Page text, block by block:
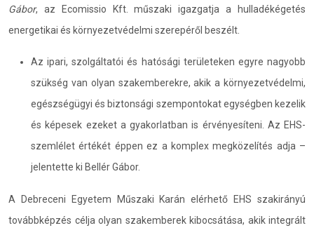
Gábor, az Ecomissio Kft. műszaki igazgatja a hulladékégetés
energetikai és környezetvédelmi szerepéről beszélt.
Az ipari, szolgáltatói és hatósági területeken egyre nagyobb
szükség van olyan szakemberekre, akik a környezetvédelmi,
egészségügyi és biztonsági szempontokat egységben kezelik
és képesek ezeket a gyakorlatban is érvényesíteni. Az EHS-
szemlélet értékét éppen ez a komplex megközelítés adja –
jelentette ki Bellér Gábor.
A Debreceni Egyetem Műszaki Karán elérhető EHS szakirányú
továbbképzés célja olyan szakemberek kibocsátása, akik integrált